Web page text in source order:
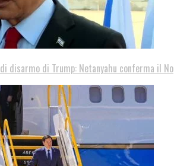
disarmo di Trump: Netanyahu conferma il No